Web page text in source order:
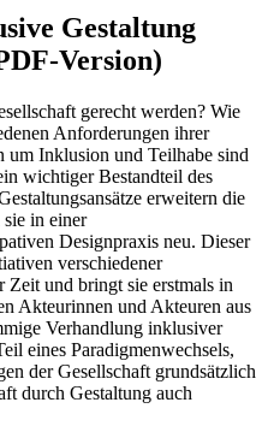
Gestaltung
Version)
gerecht werden? Wie
Anforderungen ihrer
um Inklusion und Teilhabe sind
wichtiger Bestandteil des
erweitern die
sie in einer
Designpraxis neu. Dieser
verschiedener
Zeit und bringt sie erstmals in
Akteurinnen und Akteuren aus
Verhandlung inklusiver
eines Paradigmenwechsels,
der Gesellschaft grundsätzlich
durch Gestaltung auch